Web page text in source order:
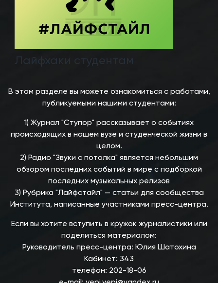
Лайфхаки студентам
В этом разделе вы можете ознакомиться с работами,
публикуемыми нашими студентами:
1) Журнал "Ступор" рассказывает о событиях
происходящих в нашем вузе и студенческой жизни в
целом.
2) Радио "Звуки с потолка" является небольшим
обзором последних событий в мире с подборкой
последних музыкальных релизов
3) Рубрика "Лайфстайл" — статьи для сообщества
Института, написанные участниками пресс-центра.
Если вы хотите вступить в кружок журналистики или
поделиться материалом:
Руководитель пресс-центра: Юлия Шатохина
Кабинет: 343
телефон: 202-18-06